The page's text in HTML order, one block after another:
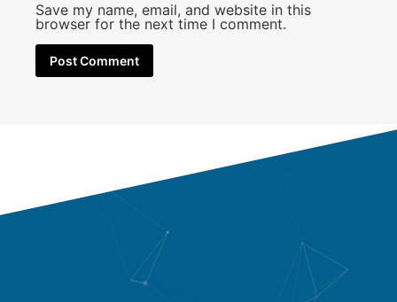
Save my name, email, and website in this
browser for the next time I comment.